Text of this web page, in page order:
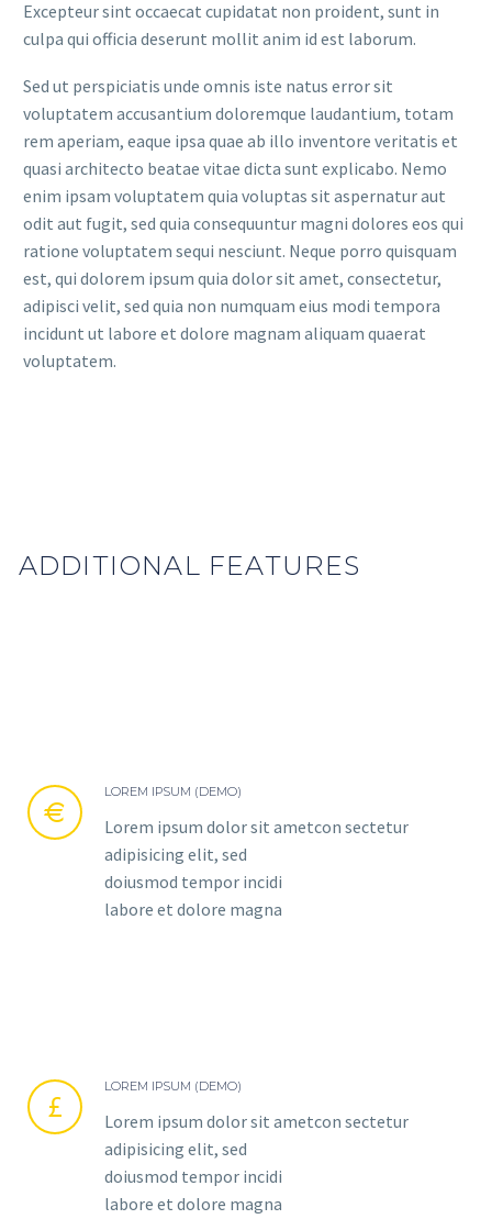
Excepteur sint occaecat cupidatat non proident, sunt in
culpa qui officia deserunt mollit anim id est laborum.
Sed ut perspiciatis unde omnis iste natus error sit
voluptatem accusantium doloremque laudantium, totam
rem aperiam, eaque ipsa quae ab illo inventore veritatis et
quasi architecto beatae vitae dicta sunt explicabo. Nemo
enim ipsam voluptatem quia voluptas sit aspernatur aut
odit aut fugit, sed quia consequuntur magni dolores eos qui
ratione voluptatem sequi nesciunt. Neque porro quisquam
est, qui dolorem ipsum quia dolor sit amet, consectetur,
adipisci velit, sed quia non numquam eius modi tempora
incidunt ut labore et dolore magnam aliquam quaerat
voluptatem.
ADDITIONAL FEATURES


LOREM IPSUM (DEMO)
Lorem ipsum dolor sit ametcon sectetur
adipisicing elit, sed
doiusmod tempor incidi
labore et dolore magna


LOREM IPSUM (DEMO)
Lorem ipsum dolor sit ametcon sectetur
adipisicing elit, sed
doiusmod tempor incidi
labore et dolore magna